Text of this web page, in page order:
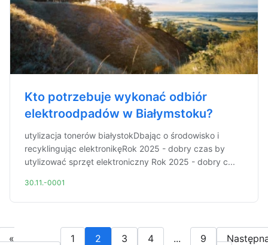
Kto potrzebuje wykonać odbiór
elektroodpadów w Białymstoku?
utylizacja tonerów białystokDbając o środowisko i
recyklingując elektronikęRok 2025 - dobry czas by
utylizować sprzęt elektroniczny Rok 2025 - dobry c...
30.11.-0001
«
1 2 3 4 ... 9